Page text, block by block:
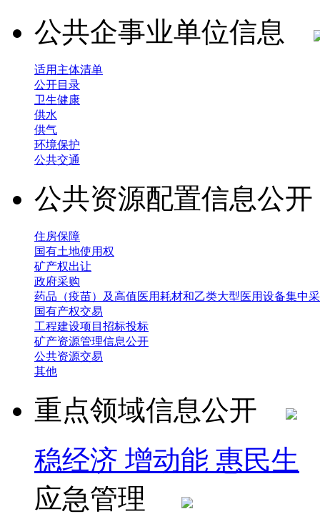
公共企事业单位信息
适用主体清单
公开目录
卫生健康
供水
供气
环境保护
公共交通
公共资源配置信息公
住房保障
国有土地使用权
矿产权出让
政府采购
药品（疫苗）及高值医用耗材和乙类大型医用设备集中
国有产权交易
工程建设项目招标投标
矿产资源管理信息公开
公共资源交易
其他
重点领域信息公开
稳经济 增动能 惠民生
应急管理